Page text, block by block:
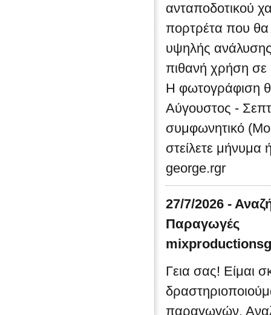
ανταποδοτικού
πορτρέτα που
υψηλής
πιθανή χρήση
Η φωτογράφιση
Αύγουστος -
συμφωνητικό
στείλετε μήνυμα
george.rgr
27/7/2026 -
Παραγωγές
Γεια σας! Είμαι
παραγωγών.